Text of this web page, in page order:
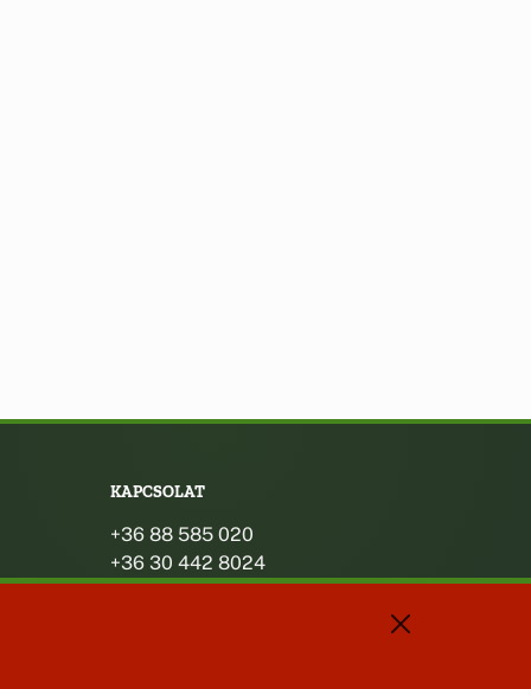
KAPCSOLAT
+36 88 585 020
+36 30 442 8024
titkarsag@bakonybel.hu